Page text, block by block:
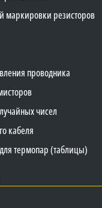
маркировки резисторов
проводника
чисел
кабеля
термопар (таблицы)